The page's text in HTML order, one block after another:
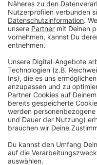
©VRR
Anzeige
Bahnsperrung:
Mülheim am
Anzeige
Um die Ausfälle zu
Ersatzbussen und -